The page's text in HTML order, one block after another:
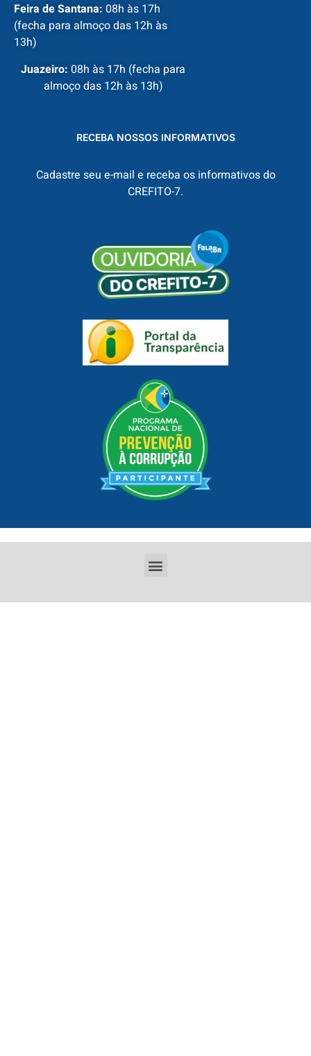
Feira de Santana: 08h às 17h
(fecha para almoço das 12h às
13h)
Juazeiro: 08h às 17h (fecha para
almoço das 12h às 13h)
RECEBA NOSSOS INFORMATIVOS
Cadastre seu e-mail e receba os informativos do
CREFITO-7.